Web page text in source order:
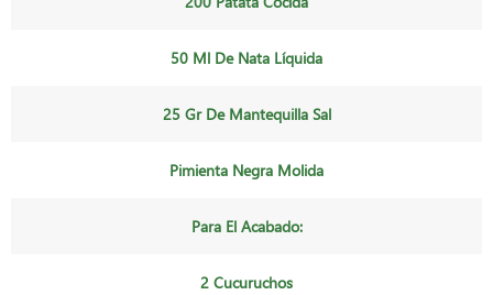
50 Ml De Nata Líquida
25 Gr De Mantequilla Sal
Pimienta Negra Molida
Para El Acabado:
2 Cucuruchos